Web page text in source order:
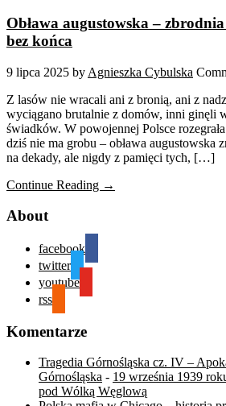
Obława augustowska –
bez końca
9 lipca 2025 by Agnieszka Cybulska
Z lasów nie wracali ani z bronią, ani z
wyciągano brutalnie z domów, inni ginęli
świadków. W powojennej Polsce
dziś nie ma grobu – obława augustowska
na dekady, ale nigdy z pamięci tych, […]
Continue Reading →
About
facebook
twitter
youtube
rss
Komentarze
Tragedia Górnośląska cz. IV –
Górnośląska - 19 września 1939
pod Wólką Węglową